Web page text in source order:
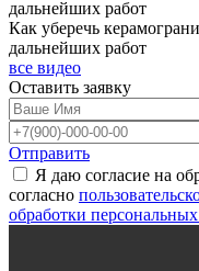
Как уберечь
дальнейших работ
все видео
Оставить заявку
Отправить
Я даю согласие на
согласно
обработки